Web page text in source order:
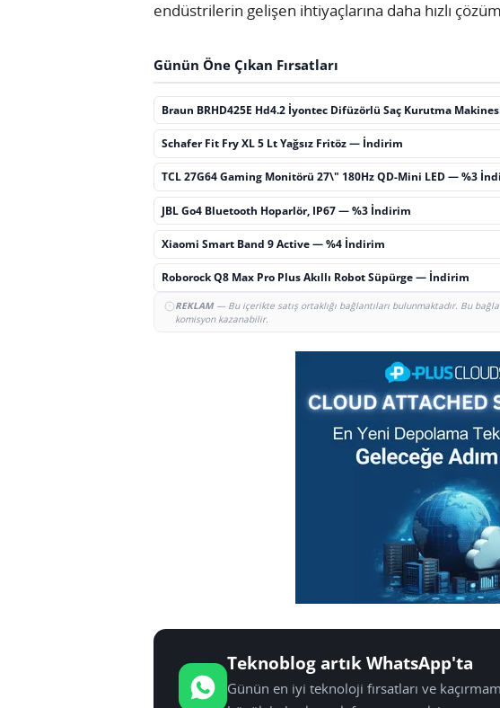
endüstrilerin gelişen ihtiyaçlarına daha hızlı
Günün Öne Çıkan Fırsatları
Braun BRHD425E Hd4.2 İyontec Difüzörlü Saç Kurutma
Schafer Fit Fry XL 5 Lt Yağsız Fritöz — İndirim
TCL 27G64 Gaming Monitörü 27\" 180Hz QD-Mini LED — %3
JBL Go4 Bluetooth Hoparlör, IP67 — %3 İndirim
Xiaomi Smart Band 9 Active — %4 İndirim
Roborock Q8 Max Pro Plus Akıllı Robot Süpürge — İndirim
REKLAM— Bu içerikte satış ortaklığı bağlantıları bulunmaktadır. Bu
komisyon kazanabilir.
Teknoblog artık WhatsApp'ta
Günün en iyi teknoloji fırsatları ve